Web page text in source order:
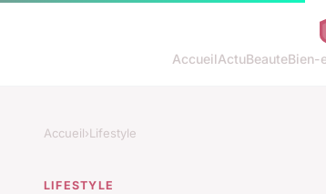
AccueilActuBeauteBien-
Accueil›Lifestyle
LIFESTYLE